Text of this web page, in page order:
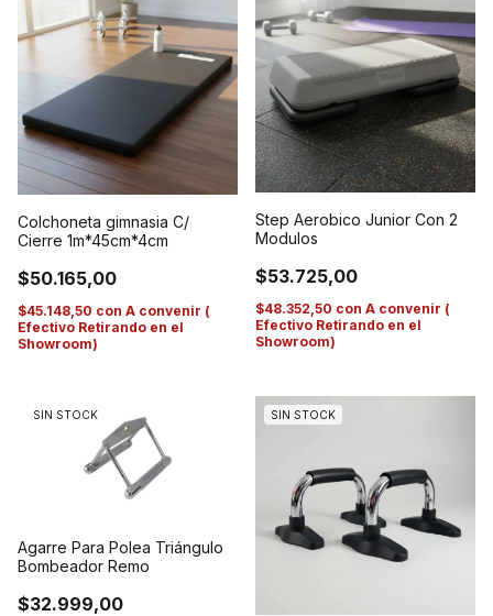
Colchoneta gimnasia C/
Cierre 1m*45cm*4cm
$50.165,00
$45.148,50 con A convenir (
Efectivo Retirando en el
Showroom)
Step Aerobico Junior Con 2
Modulos
$53.725,00
$48.352,50 con A convenir (
Efectivo Retirando en el
Showroom)
SIN STOCK
Agarre Para Polea Triángulo
Bombeador Remo
$32.999,00
SIN STOCK